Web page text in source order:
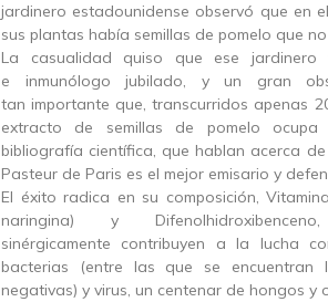
jardinero estadounidense observó que en
sus plantas había semillas de pomelo que
La casualidad quiso que ese jardinero
e inmunólogo jubilado, y un gran
tan importante que, transcurridos apenas
extracto de semillas de pomelo
bibliografía científica, que hablan acerca
Pasteur de Paris es el mejor emisario y
El éxito radica en su composición,
naringina) y
sinérgicamente contribuyen a la lucha
bacterias (entre las que se encuentran
negativas) y virus, un centenar de hongos y